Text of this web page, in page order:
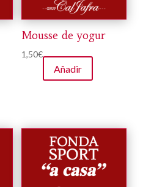
Mousse de yogur
1,50€
Añadir